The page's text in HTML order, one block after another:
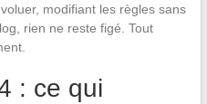
modifiant les règles sans
rien ne reste figé. Tout
: ce qui